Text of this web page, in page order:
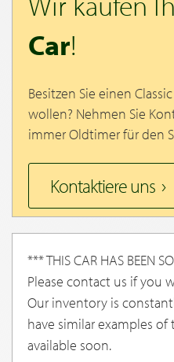
Car!
Besitzen Sie einen
wollen? Nehmen Sie
immer Oldtimer für den
Kontaktiere uns
*** THIS CAR HAS BEEN
Please contact us if you
Our inventory is
have similar examples
available soon.